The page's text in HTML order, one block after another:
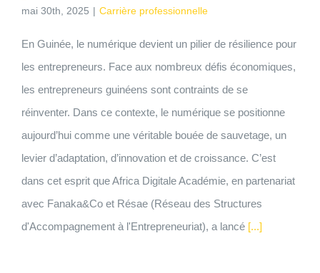
mai 30th, 2025 | Carrière professionnelle
En Guinée, le numérique devient un pilier de résilience pour
les entrepreneurs. Face aux nombreux défis économiques,
les entrepreneurs guinéens sont contraints de se
réinventer. Dans ce contexte, le numérique se positionne
aujourd’hui comme une véritable bouée de sauvetage, un
levier d’adaptation, d’innovation et de croissance. C’est
dans cet esprit que Africa Digitale Académie, en partenariat
avec Fanaka&Co et Résae (Réseau des Structures
d'Accompagnement à l'Entrepreneuriat), a lancé[...]